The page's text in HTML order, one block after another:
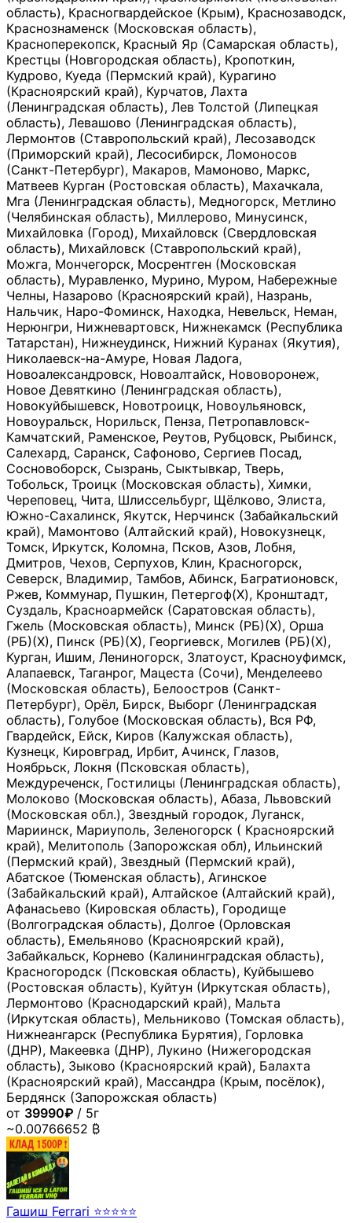
область), Красногвардейское (Крым), Краснозаводск,
Краснознаменск (Московская область),
Красноперекопск, Красный Яр (Самарская область),
Крестцы (Новгородская область), Кропоткин,
Кудрово, Куеда (Пермский край), Курагино
(Красноярский край), Курчатов, Лахта
(Ленинградская область), Лев Толстой (Липецкая
область), Левашово (Ленинградская область),
Лермонтов (Ставропольский край), Лесозаводск
(Приморский край), Лесосибирск, Ломоносов
(Санкт-Петербург), Макаров, Мамоново, Маркс,
Матвеев Курган (Ростовская область), Махачкала,
Мга (Ленинградская область), Медногорск, Метлино
(Челябинская область), Миллерово, Минусинск,
Михайловка (Город), Михайловск (Свердловская
область), Михайловск (Ставропольский край),
Можга, Мончегорск, Мосрентген (Московская
область), Муравленко, Мурино, Муром, Набережные
Челны, Назарово (Красноярский край), Назрань,
Нальчик, Наро-Фоминск, Находка, Невельск, Неман,
Нерюнгри, Нижневартовск, Нижнекамск (Республика
Татарстан), Нижнеудинск, Нижний Куранах (Якутия),
Николаевск-на-Амуре, Новая Ладога,
Новоалександровск, Новоалтайск, Нововоронеж,
Новое Девяткино (Ленинградская область),
Новокуйбышевск, Новотроицк, Новоульяновск,
Новоуральск, Норильск, Пенза, Петропавловск-
Камчатский, Раменское, Реутов, Рубцовск, Рыбинск,
Салехард, Саранск, Сафоново, Сергиев Посад,
Сосновоборск, Сызрань, Сыктывкар, Тверь,
Тобольск, Троицк (Московская область), Химки,
Череповец, Чита, Шлиссельбург, Щёлково, Элиста,
Южно-Сахалинск, Якутск, Нерчинск (Забайкальский
край), Мамонтово (Алтайский край), Новокузнецк,
Томск, Иркутск, Коломна, Псков, Азов, Лобня,
Дмитров, Чехов, Серпухов, Клин, Красногорск,
Северск, Владимир, Тамбов, Абинск, Багратионовск,
Ржев, Коммунар, Пушкин, Петергоф(Х), Кронштадт,
Суздаль, Красноармейск (Саратовская область),
Гжель (Московская область), Минск (РБ)(Х), Орша
(РБ)(Х), Пинск (РБ)(Х), Георгиевск, Могилев (РБ)(Х),
Курган, Ишим, Лениногорск, Златоуст, Красноуфимск,
Алапаевск, Таганрог, Мацеста (Сочи), Менделеево
(Московская область), Белоостров (Санкт-
Петербург), Орёл, Бирск, Выборг (Ленинградская
область), Голубое (Московская область), Вся РФ,
Гвардейск, Ейск, Киров (Калужская область),
Кузнецк, Кировград, Ирбит, Ачинск, Глазов,
Ноябрьск, Локня (Псковская область),
Междуреченск, Гостилицы (Ленинградская область),
Молоково (Московская область), Абаза, Львовский
(Московская обл.), Звездный городок, Луганск,
Мариинск, Мариуполь, Зеленогорск ( Красноярский
край), Мелитополь (Запорожская обл), Ильинский
(Пермский край), Звездный (Пермский край),
Абатское (Тюменская область), Агинское
(Забайкальский край), Алтайское (Алтайский край),
Афанасьево (Кировская область), Городище
(Волгоградская область), Долгое (Орловская
область), Емельяново (Красноярский край),
Забайкальск, Корнево (Калининградская область),
Красногородск (Псковская область), Куйбышево
(Ростовская область), Куйтун (Иркутская область),
Лермонтово (Краснодарский край), Мальта
(Иркутская область), Мельниково (Томская область),
Нижнеангарск (Республика Бурятия), Горловка
(ДНР), Макеевка (ДНР), Лукино (Нижегородская
область), Зыково (Красноярский край), Балахта
(Красноярский край), Массандра (Крым, посёлок),
Бердянск (Запорожская область)
от 39990₽ / 5г
~0.00766652 ₿
Гашиш Ferrari ⭐⭐⭐⭐⭐